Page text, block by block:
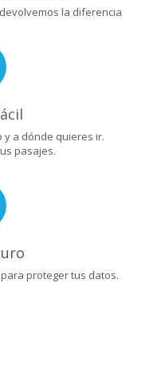
la diferencia
y a dónde quieres ir.
pasajes.
proteger tus datos.